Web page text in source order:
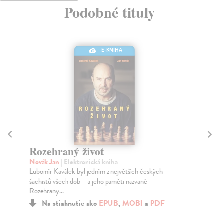
Podobné tituly
E-KNIHA
Rozehraný život
Novák Jan | Elektronická kniha
Lubomír Kaválek byl jedním z největších českých
šachistů všech dob – a jeho paměti nazvané
Rozehraný...
Na stiahnutie ako EPUB,MOBI a PDF